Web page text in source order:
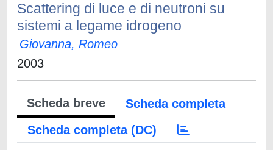
Scattering di luce e di neutroni su
sistemi a legame idrogeno
Giovanna, Romeo
2003
Scheda breve
Scheda completa
Scheda completa (DC)